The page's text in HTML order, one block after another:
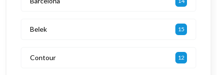
Belek 15
Contour 12